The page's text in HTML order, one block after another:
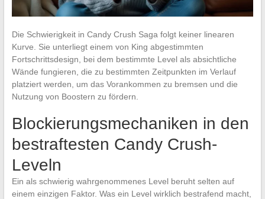
Die Schwierigkeit in Candy Crush Saga folgt keiner linearen
Kurve. Sie unterliegt einem von King abgestimmten
Fortschrittsdesign, bei dem bestimmte Level als absichtliche
Wände fungieren, die zu bestimmten Zeitpunkten im Verlauf
platziert werden, um das Vorankommen zu bremsen und die
Nutzung von Boostern zu fördern.
Blockierungsmechaniken in den
bestraftesten Candy Crush-
Leveln
Ein als schwierig wahrgenommenes Level beruht selten auf
einem einzigen Faktor. Was ein Level wirklich bestrafend macht,